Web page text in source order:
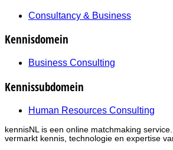
Consultancy & Business
Kennisdomein
Business Consulting
Kennissubdomein
Human Resources Consulting
kennisNL is een online matchmaking
vermarkt kennis, technologie en expertise